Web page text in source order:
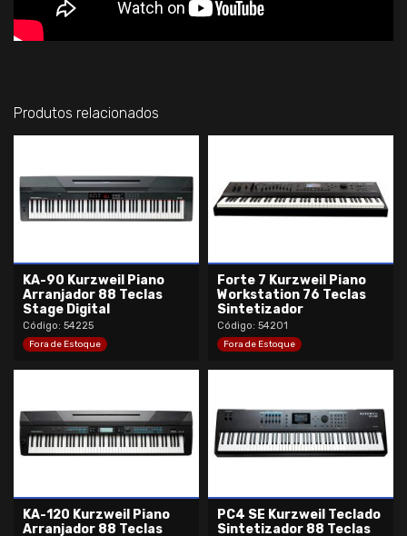
Produtos relacionados
KA-90 Kurzweil Piano
Arranjador 88 Teclas
Stage Digital
Código: 54225
Fora de Estoque
Forte 7 Kurzweil Piano
Workstation 76 Teclas
Sintetizador
Código: 54201
Fora de Estoque
KA-120 Kurzweil Piano
Arranjador 88 Teclas
PC4 SE Kurzweil Teclado
Sintetizador 88 Teclas